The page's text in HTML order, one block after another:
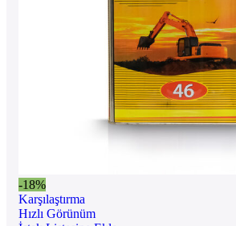
-18%
Karşılaştırma
Hızlı Görünüm